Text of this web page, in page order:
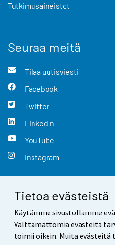
Tietoa evästeistä
Käytämme sivustollamme
Välttämättömiä evästeitä
toimii oikein. Muita evästeitä
Tutkimusaineistot
Seuraa meitä
Tilaa uutisviesti
Facebook
Twitter
LinkedIn
YouTube
Instagram
Yhteystiedot
Palaute
Käyttöehdot